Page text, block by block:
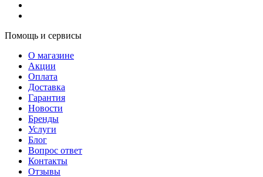
Помощь и сервисы
О магазине
Акции
Оплата
Доставка
Гарантия
Новости
Бренды
Услуги
Блог
Вопрос ответ
Контакты
Отзывы